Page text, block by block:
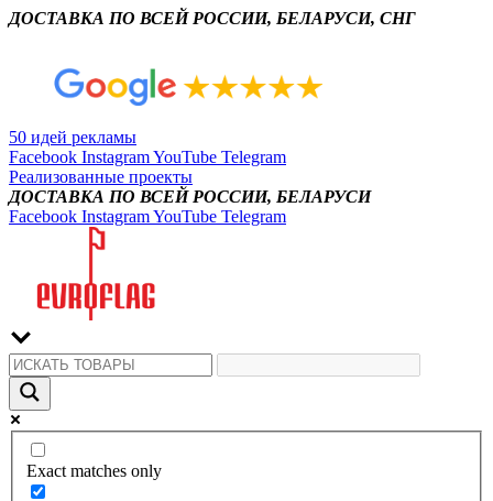
ДОСТАВКА ПО ВСЕЙ РОССИИ, БЕЛАРУСИ, СНГ
50 идей рекламы
Facebook InstagramYouTube Telegram
Реализованные проекты
ДОСТАВКА ПО ВСЕЙ РОССИИ, БЕЛАРУСИ
Facebook InstagramYouTube Telegram
Exact matches only